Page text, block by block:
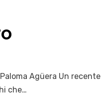
Paloma Agüera Un recente
che…